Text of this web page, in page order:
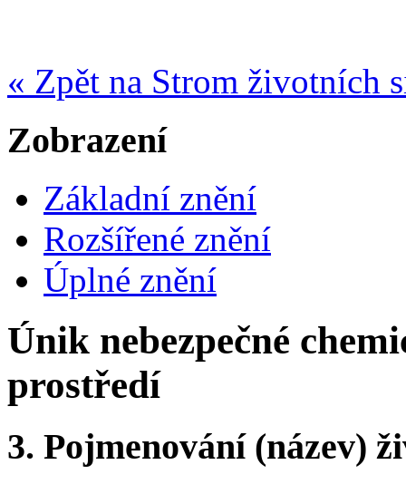
« Zpět na Strom životních
Zobrazení
Základní znění
Rozšířené znění
Úplné znění
Únik nebezpečné
prostředí
3. Pojmenování (název)